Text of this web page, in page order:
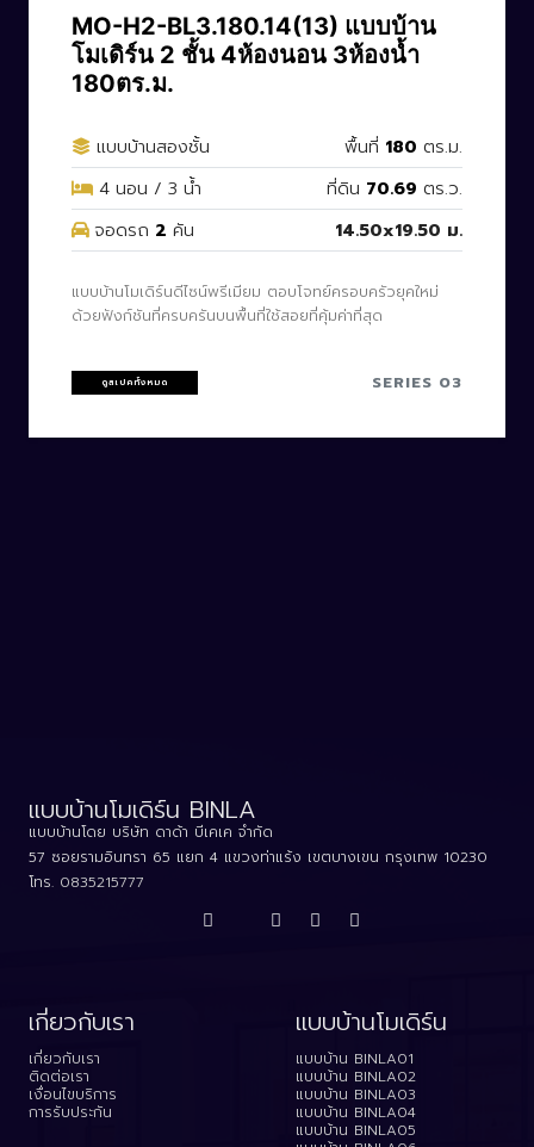
CODE: MO-H2-BL3.180.14(13)
MO-H2-BL3.180.14(13) แบบบ้าน
โมเดิร์น 2 ชั้น 4ห้องนอน 3ห้องน้ำ
180ตร.ม.
แบบบ้านสองชั้น พื้นที่ 180 ตร.ม.
4 นอน / 3 น้ำ
ที่ดิน 70.69 ตร.ว.
จอดรถ 2 คัน 14.50x19.50 ม.
แบบบ้านโมเดิร์นดีไซน์พรีเมียม ตอบโจทย์ครอบครัวยุคใหม่
ด้วยฟังก์ชันที่ครบครันบนพื้นที่ใช้สอยที่คุ้มค่าที่สุด
ดูสเปคทั้งหมด SERIES 03
แบบบ้านโมเดิร์น BINLA
แบบบ้านโดย บริษัท ดาด้า บีเคเค จำกัด
57 ซอยรามอินทรา 65 แยก 4 แขวงท่าแร้ง เขตบางเขน กรุงเทพ 10230
โทร. 0835215777
เกี่ยวกับเรา
เกี่ยวกับเรา
ติดต่อเรา
เงื่อนไขบริการ
การรับประกัน
แบบบ้านโมเดิร์น
แบบบ้าน BINLA01
แบบบ้าน BINLA02
แบบบ้าน BINLA03
แบบบ้าน BINLA04
แบบบ้าน BINLA05